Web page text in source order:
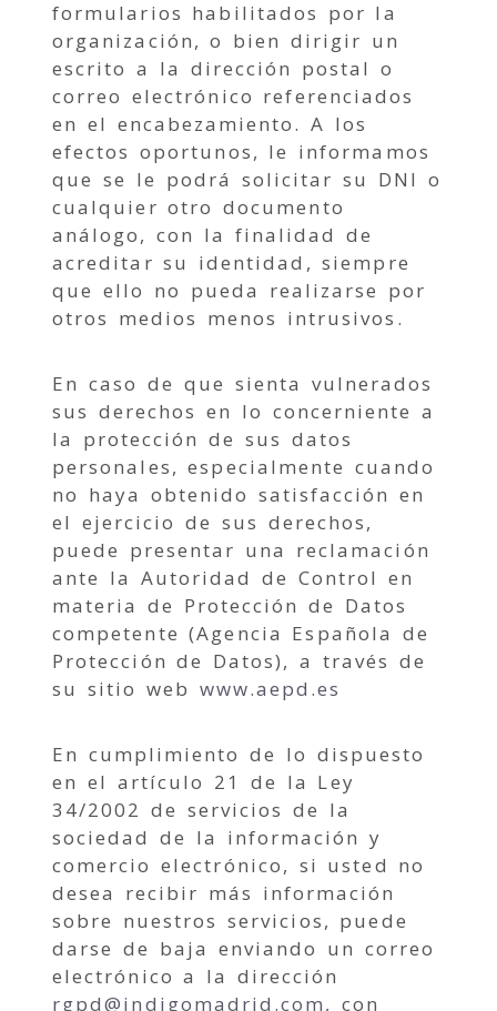
formularios habilitados por la
organización, o bien dirigir un
escrito a la dirección postal o
correo electrónico referenciados
en el encabezamiento. A los
efectos oportunos, le informamos
que se le podrá solicitar su DNI o
cualquier otro documento
análogo, con la finalidad de
acreditar su identidad, siempre
que ello no pueda realizarse por
otros medios menos intrusivos.
En caso de que sienta vulnerados
sus derechos en lo concerniente a
la protección de sus datos
personales, especialmente cuando
no haya obtenido satisfacción en
el ejercicio de sus derechos,
puede presentar una reclamación
ante la Autoridad de Control en
materia de Protección de Datos
competente (Agencia Española de
Protección de Datos), a través de
su sitio web www.aepd.es
En cumplimiento de lo dispuesto
en el artículo 21 de la Ley
34/2002 de servicios de la
sociedad de la información y
comercio electrónico, si usted no
desea recibir más información
sobre nuestros servicios, puede
darse de baja enviando un correo
electrónico a la dirección
rgpd
indigomadrid.com, con